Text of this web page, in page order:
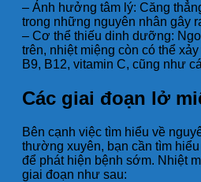
– Ảnh hưởng tâm lý: Căng
trong những nguyên nhân gây
– Cơ thể thiếu dinh dưỡng:
trên, nhiệt miệng còn có thể
B9, B12, vitamin C, cũng như
Các giai đoạn lở
Bên cạnh việc tìm hiểu về
thường xuyên, bạn cần tìm
để phát hiện bệnh sớm. Nhiệt
giai đoạn như sau: